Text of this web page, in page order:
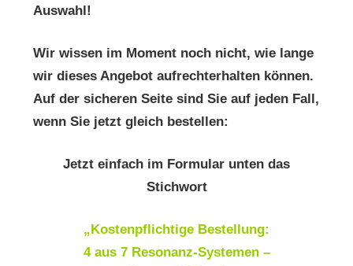
Auswahl!
Wir wissen im Moment noch nicht, wie lange
wir dieses Angebot aufrechterhalten können.
Auf der sicheren Seite sind Sie auf jeden Fall,
wenn Sie jetzt gleich bestellen:
Jetzt einfach im Formular unten das
Stichwort
„Kostenpflichtige Bestellung:
4 aus 7 Resonanz-Systemen –